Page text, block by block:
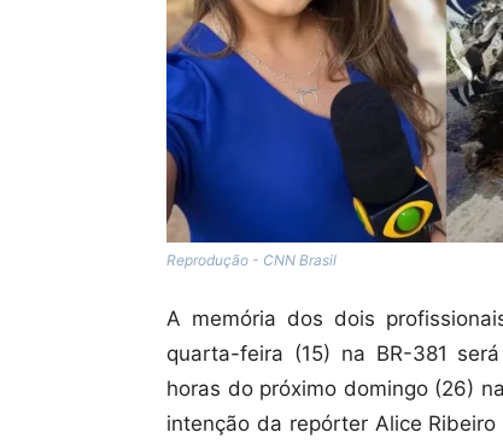
Reprodução - CNN Brasil
A memória dos dois
quarta-feira (15) na BR-381
horas do próximo domingo (26)
intenção da repórter Alice